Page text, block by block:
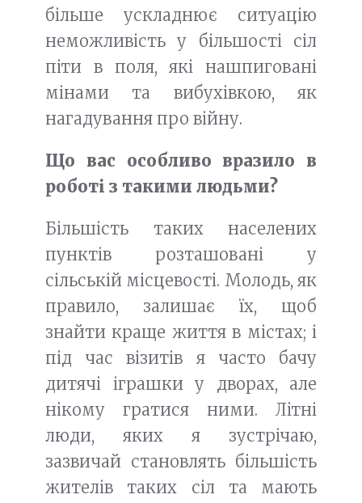
більше ускладнює ситуацію
неможливість у більшості сіл
піти в поля, які нашпиговані
мінами та вибухівкою, як
нагадування про війну.
Що вас особливо вразило в
роботі з такими людьми?
Більшість таких населених
пунктів розташовані у
сільській місцевості. Молодь, як
правило, залишає їх, щоб
знайти краще життя в містах; і
під час візитів я часто бачу
дитячі іграшки у дворах, але
нікому гратися ними. Літні
люди, яких я зустрічаю,
зазвичай становлять більшість
жителів таких сіл та мають